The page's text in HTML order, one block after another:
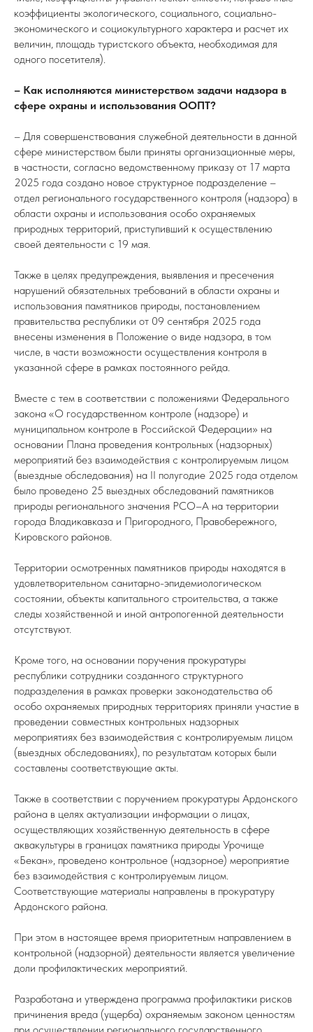
коэффициенты экологического, социального, социально-
экономического и социокультурного характера и расчет их
величин, площадь туристского объекта, необходимая для
одного посетителя).
– Как исполняются министерством задачи надзора в
сфере охраны и использования ООПТ?
– Для совершенствования служебной деятельности в данной
сфере министерством были приняты организационные меры,
в частности, согласно ведомственному приказу от 17 марта
2025 года создано новое структурное подразделение –
отдел регионального государственного контроля (надзора) в
области охраны и использования особо охраняемых
природных территорий, приступивший к осуществлению
своей деятельности с 19 мая.
Также в целях предупреждения, выявления и пресечения
нарушений обязательных требований в области охраны и
использования памятников природы, постановлением
правительства республики от 09 сентября 2025 года
внесены изменения в Положение о виде надзора, в том
числе, в части возможности осуществления контроля в
указанной сфере в рамках постоянного рейда.
Вместе с тем в соответствии с положениями Федерального
закона «О государственном контроле (надзоре) и
муниципальном контроле в Российской Федерации» на
основании Плана проведения контрольных (надзорных)
мероприятий без взаимодействия с контролируемым лицом
(выездные обследования) на II полугодие 2025 года отделом
было проведено 25 выездных обследований памятников
природы регионального значения РСО–А на территории
города Владикавказа и Пригородного, Правобережного,
Кировского районов.
Территории осмотренных памятников природы находятся в
удовлетворительном санитарно-эпидемиологическом
состоянии, объекты капитального строительства, а также
следы хозяйственной и иной антропогенной деятельности
отсутствуют.
Кроме того, на основании поручения прокуратуры
республики сотрудники созданного структурного
подразделения в рамках проверки законодательства об
особо охраняемых природных территориях приняли участие в
проведении совместных контрольных надзорных
мероприятиях без взаимодействия с контролируемым лицом
(выездных обследованиях), по результатам которых были
составлены соответствующие акты.
Также в соответствии с поручением прокуратуры Ардонского
района в целях актуализации информации о лицах,
осуществляющих хозяйственную деятельность в сфере
аквакультуры в границах памятника природы Урочище
«Бекан», проведено контрольное (надзорное) мероприятие
без взаимодействия с контролируемым лицом.
Соответствующие материалы направлены в прокуратуру
Ардонского района.
При этом в настоящее время приоритетным направлением в
контрольной (надзорной) деятельности является увеличение
доли профилактических мероприятий.
Разработана и утверждена программа профилактики рисков
причинения вреда (ущерба) охраняемым законом ценностям